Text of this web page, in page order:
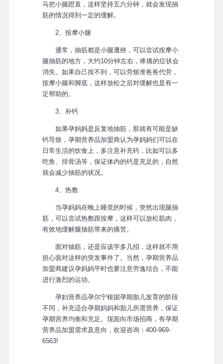
马把小腿蹬直，这样坚持五六分钟，就会发现抽
筋的情况得到一定的缓解。
2、按摩小腿
通常，抽筋都是小腿遭殃，可以尝试按摩小
腿抽筋的地方，大约10分钟左右，疼痛的症状会
消失。如果自己按不到，可以劳烦准爸爸代劳，
按摩小腿和脚底，这样放松之后对缓解也是有一
定帮助的。
3、补钙
如果孕妈妈是反复地抽筋，那就有可能是缺
钙导致，孕期营养品加盟商认为孕妈妈们可以在
日常生活的饮食上，多注意补充钙，比如可以多
吃鱼、排骨汤等，保证体内的钙是充足的，自然
就会减少抽筋的状况。
4、热敷
当孕妈妈在晚上睡觉的时候，突然出现腿抽
筋，可以尝试热敷跟按摩，这样可以放松肌肉，
有效地缓解腿抽筋带来的痛苦。
面对抽筋，还是应该学多几招，这样就不用
担心面对这样的突发事件了。当然，孕期营养品
加盟商建议孕妈妈平时也要注意劳逸结合，不能
进行激烈的运动。
孕妇营养品孕尔宁根据孕期胎儿发育的阶段
不同，补充适合孕期妈妈和胎儿所需营养，保证
孕期营养均衡和充足。现面向市场招商，有孕期
营养品加盟需求及意向，欢迎咨询：400-969-
6563!